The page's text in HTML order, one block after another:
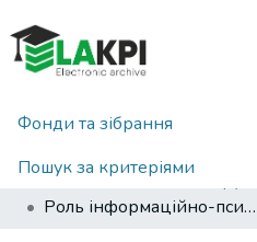
Фонди та зібрання
Пошук за критеріями
Статистика
Головна
Наукова періодика
Роль інформаційно-психологічних операцій під час кризово-комунікаційного реагування